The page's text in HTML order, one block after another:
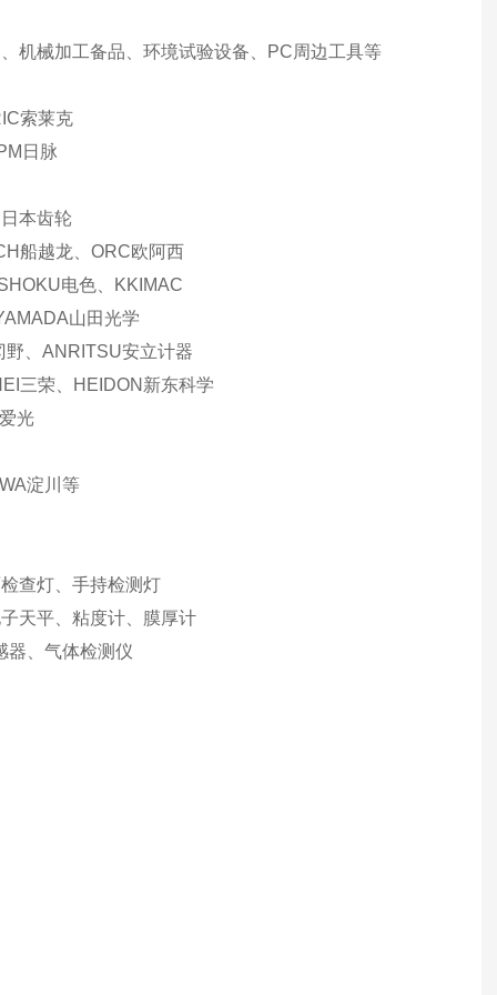
机械加工备品、环境试验设备、PC周边工具等
索莱克
日脉
本齿轮
船越龙、ORC欧阿西
电色、KKIMAC
山田光学
、ANRITSU安立计器
三荣、HEIDON新东科学
光
淀川等
查灯、手持检测灯
天平、粘度计、膜厚计
器、气体检测仪